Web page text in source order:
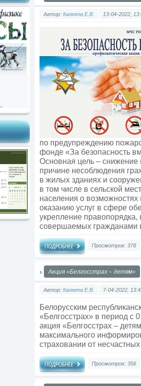
Автор: Калюта Е.В. 13-04-2022,
по предупреждению
фонде «За безопасность
Основная цель – снижение
причине несоблюдения
в жилых зданиях и
в том числе в сельской
населения о возможностях
оказанию услуг в сфере
укрепление
совершаемых гражданами
Просмотров: 378
Акция «Белгосстрах – детям»
Автор: Калюта Е.В. 7-04-2022,
Белорусским
«Белгосстрах» в период с
акция «Белгосстрах –
максимального
страховании от
Просмотров: 356